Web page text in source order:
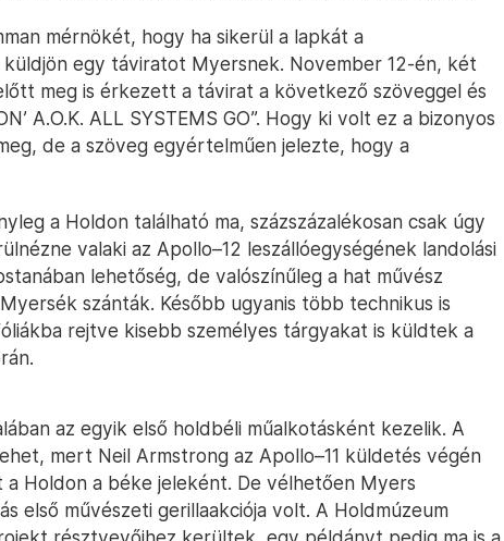
mérnökét, hogy ha sikerül a lapkát a
küldjön egy táviratot Myersnek. November 12-én, két
meg is érkezett a távirat a következő szöveggel és
A.O.K. ALL SYSTEMS GO”. Hogy ki volt ez a bizonyos
de a szöveg egyértelműen jelezte, hogy a
a Holdon található ma, százszázalékosan csak úgy
valaki az Apollo–12 leszállóegységének landolási
lehetőség, de valószínűleg a hat művész
szánták. Később ugyanis több technikus is
rejtve kisebb személyes tárgyakat is küldtek a
az egyik első holdbéli műalkotásként kezelik. A
mert Neil Armstrong az Apollo–11 küldetés végén
Holdon a béke jeleként. De vélhetően Myers
első művészeti gerillaakciója volt. A Holdmúzeum